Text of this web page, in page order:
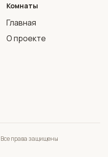
Комнаты
Главная
О проекте
права защищены